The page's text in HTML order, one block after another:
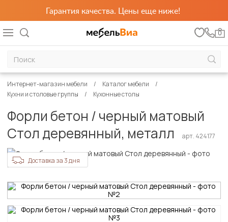
Гарантия качества. Цены еще ниже!
0
Интернет-магазин мебели
Каталог мебели
Кухни и столовые группы
Кухонные столы
Форли бетон / черный матовый
Стол деревянный, металл
арт. 424177
Доставка за 3 дня